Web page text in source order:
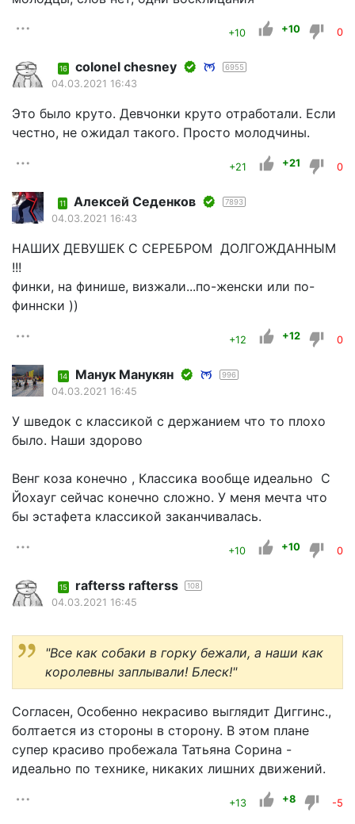
+10 +10 0
16 colonel chesney 6955
04.03.2021 16:43
Это было круто. Девчонки круто отработали. Если
честно, не ожидал такого. Просто молодчины.
+21 +21 0
11 Алексей Седенков 7893
04.03.2021 16:43
НАШИХ ДЕВУШЕК С СЕРЕБРОМ ДОЛГОЖДАННЫМ
!!!
финки, на финише, визжали...по-женски или по-
финнски ))
+12 +12 0
14 Манук Манукян 996
04.03.2021 16:45
У шведок с классикой с держанием что то плохо
было. Наши здорово
Венг коза конечно , Классика вообще идеально С
Йохауг сейчас конечно сложно. У меня мечта что
бы эстафета классикой заканчивалась.
+10 +10 0
15 rafterss rafterss 108
04.03.2021 16:45
"Все как собаки в горку бежали, а наши как
королевны заплывали! Блеск!"
Согласен, Особенно некрасиво выглядит Диггинс.,
болтается из стороны в сторону. В этом плане
супер красиво пробежала Татьяна Сорина -
идеально по технике, никаких лишних движений.
+13 +8 -5